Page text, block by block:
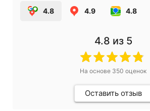
4.8 4.9 4.8
4.8 из 5
На основе 350 оценок
Оставить отзыв